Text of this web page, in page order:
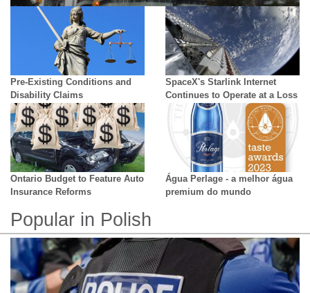
for 2024
Pre-Existing Conditions and
Disability Claims
SpaceX's Starlink Internet
Continues to Operate at a Loss
Ontario Budget to Feature Auto
Insurance Reforms
Água Perlage - a melhor água
premium do mundo
Popular in Polish